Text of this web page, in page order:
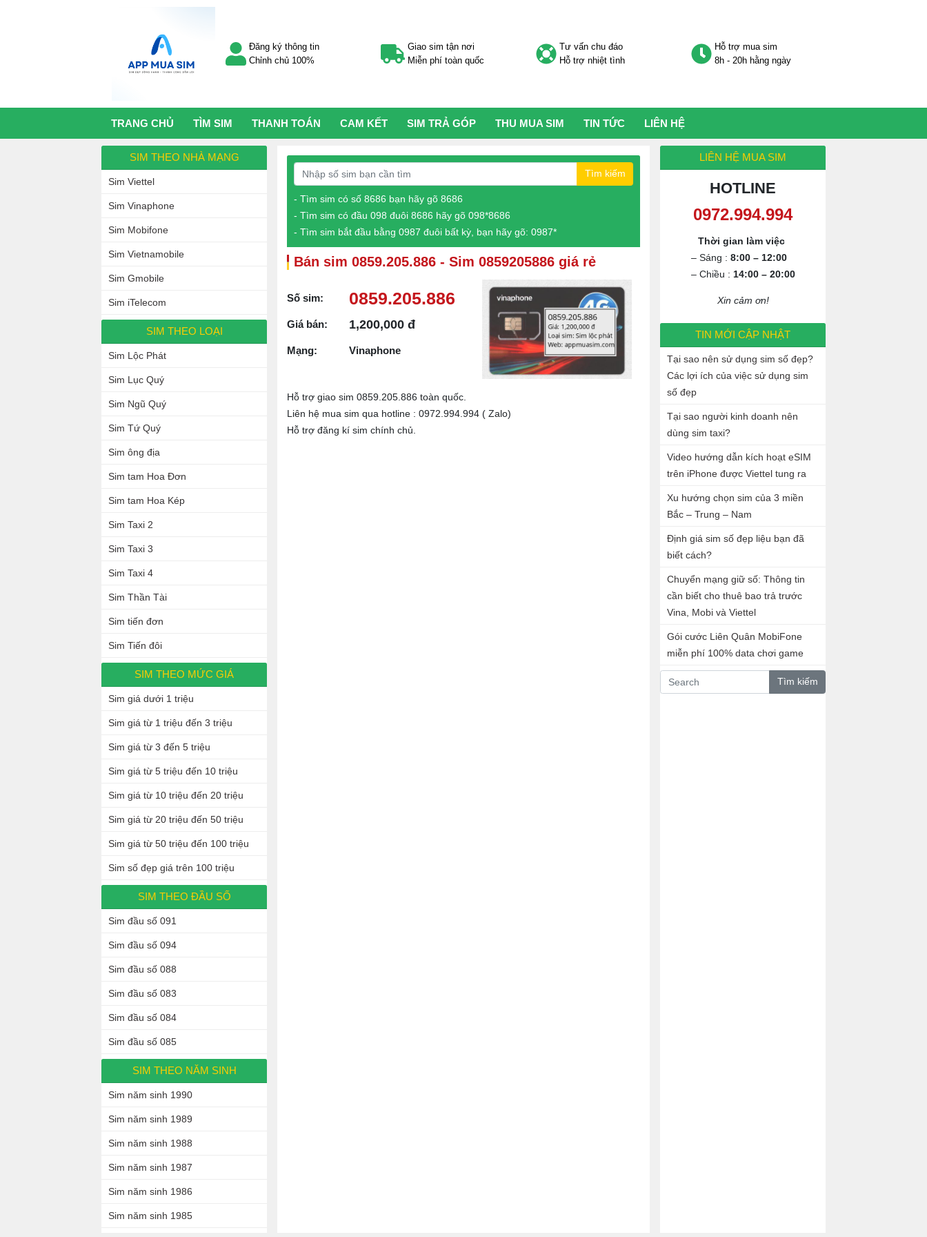
Đăng ký thông tin
Chỉnh chủ 100%
Giao sim tận nơi
Miễn phí toàn quốc
Tư vấn chu đáo
Hỗ trợ nhiệt tình
Hỗ trợ mua sim
8h - 20h hằng ngày
TRANG CHỦ TÌM SIM THANH TOÁN CAM KẾT SIM TRẢ GÓP THU MUA SIM TIN TỨC LIÊN HỆ
Tìm kiếm
- Tìm sim có số 8686 bạn hãy gõ 8686
- Tìm sim có đầu 098 đuôi 8686 hãy gõ 098*8686
- Tìm sim bắt đầu bằng 0987 đuôi bất kỳ, bạn hãy gõ: 0987*
Bán sim 0859.205.886 - Sim 0859205886 giá rẻ
Số sim: 0859.205.886
Giá bán: 1,200,000 đ
Mạng: Vinaphone
Hỗ trợ giao sim 0859.205.886 toàn quốc.
Liên hệ mua sim qua hotline : 0972.994.994 ( Zalo)
Hỗ trợ đăng kí sim chính chủ.
SIM THEO NHÀ MẠNG
Sim Viettel
Sim Vinaphone
Sim Mobifone
Sim Vietnamobile
Sim Gmobile
Sim iTelecom
SIM THEO LOẠI
Sim Lộc Phát
Sim Lục Quý
Sim Ngũ Quý
Sim Tứ Quý
Sim ông địa
Sim tam Hoa Đơn
Sim tam Hoa Kép
Sim Taxi 2
Sim Taxi 3
Sim Taxi 4
Sim Thần Tài
Sim tiến đơn
Sim Tiến đôi
SIM THEO MỨC GIÁ
Sim giá dưới 1 triệu
Sim giá từ 1 triệu đến 3 triệu
Sim giá từ 3 đến 5 triệu
Sim giá từ 5 triệu đến 10 triệu
Sim giá từ 10 triệu đến 20 triệu
Sim giá từ 20 triệu đến 50 triệu
Sim giá từ 50 triệu đến 100 triệu
Sim số đẹp giá trên 100 triệu
SIM THEO ĐẦU SỐ
Sim đầu số 091
Sim đầu số 094
Sim đầu số 088
Sim đầu số 083
Sim đầu số 084
Sim đầu số 085
SIM THEO NĂM SINH
Sim năm sinh 1990
Sim năm sinh 1989
Sim năm sinh 1988
Sim năm sinh 1987
Sim năm sinh 1986
Sim năm sinh 1985
LIÊN HỆ MUA SIM
HOTLINE
0972.994.994
Thời gian làm việc
– Sáng : 8:00 – 12:00
– Chiều : 14:00 – 20:00
Xin cảm ơn!
TIN MỚI CẬP NHẬT
Tại sao nên sử dụng sim số đẹp?
Các lợi ích của việc sử dụng sim
số đẹp
Tại sao người kinh doanh nên
dùng sim taxi?
Video hướng dẫn kích hoạt eSIM
trên iPhone được Viettel tung ra
Xu hướng chọn sim của 3 miền
Bắc – Trung – Nam
Định giá sim số đẹp liệu bạn đã
biết cách?
Chuyển mạng giữ số: Thông tin
cần biết cho thuê bao trả trước
Vina, Mobi và Viettel
Gói cước Liên Quân MobiFone
miễn phí 100% data chơi game
Tìm kiếm